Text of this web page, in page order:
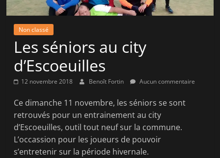
la
victoire
Non classé
Les séniors au city
d’Escoeuilles
12 novembre 2018 Benoît Fortin Aucun commentaire
Ce dimanche 11 novembre, les séniors se sont
retrouvés pour un entrainement au city
d’Escoeuilles, outil tout neuf sur la commune.
L’occassion pour les joueurs de pouvoir
s’entretenir sur la période hivernale.